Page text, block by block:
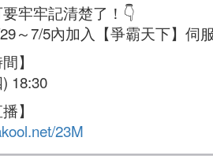
牢牢記清楚了！👇
～7/5內加入【爭霸天下】伺
】
18:30
】
23M